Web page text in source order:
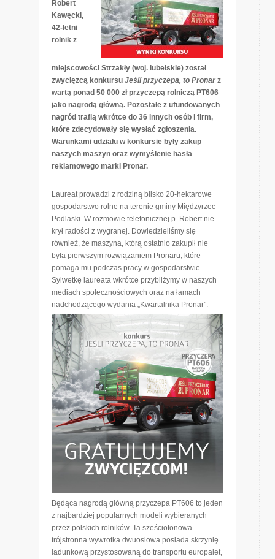
Robert
Kawęcki,
42-letni
rolnik z
miejscowości Strzakły (woj. lubelskie) został
zwycięzcą konkursu Jeśli przyczepa, to Pronar z
wartą ponad 50 000 zł przyczepą rolniczą PT606
jako nagrodą główną. Pozostałe z ufundowanych
nagród trafią wkrótce do 36 innych osób i firm,
które zdecydowały się wysłać zgłoszenia.
Warunkami udziału w konkursie były zakup
naszych maszyn oraz wymyślenie hasła
reklamowego marki Pronar.
Laureat prowadzi z rodziną blisko 20-hektarowe
gospodarstwo rolne na terenie gminy Międzyrzec
Podlaski. W rozmowie telefonicznej p. Robert nie
krył radości z wygranej. Dowiedzieliśmy się
również, że maszyna, którą ostatnio zakupił nie
była pierwszym rozwiązaniem Pronaru, które
pomaga mu podczas pracy w gospodarstwie.
Sylwetkę laureata wkrótce przybliżymy w naszych
mediach społecznościowych oraz na łamach
nadchodzącego wydania „Kwartalnika Pronar”.
Będąca nagrodą główną przyczepa PT606 to jeden
z najbardziej popularnych modeli wybieranych
przez polskich rolników. Ta sześciotonowa
trójstronna wywrotka dwuosiowa posiada skrzynię
ładunkową przystosowaną do transportu europalet,